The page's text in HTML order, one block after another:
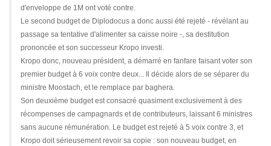
d'enveloppe de 1M ont voté contre.
Le second budget de Diplodocus a donc aussi été rejeté - révélant au
passage sa tentative d'alimenter sa caisse noire -, sa destitution
prononcée et son successeur Kropo investi.
Kropo donc, nouveau président, a démarré en fanfare faisant voter son
premier budget à 6 voix contre deux... Il décide alors de se séparer du
ministre Moostach, et le remplace par baghera.
Son deuxième budget est consacré quasiment exclusivement à des
récompenses de campagnards et de contributeurs, laissant 6 ministres
sans aucune rémunération. Le budget est rejeté à 5 voix contre 3, et
Kropo doit sérieusement revoir sa copie : son nouveau budget, en